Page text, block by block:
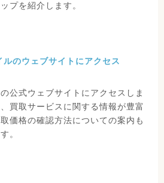
プを紹介します。
のウェブサイトにアクセス
公式ウェブサイトにアクセスしま
買取サービスに関する情報が豊富
価格の確認方法についての案内も
。